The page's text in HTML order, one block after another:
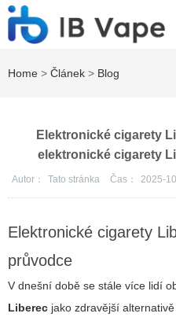
Home > Článek > Blog
Elektronické cigarety
elektronické cigarety
Autor： Tato stránka Čas： 2025-
Elektronické cigarety
průvodce
V dnešní době se stále více lidí
Liberec jako zdravější